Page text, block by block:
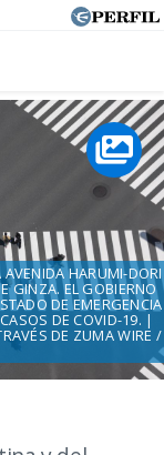
AVENIDA HARUMI-DORI
GINZA. EL GOBIERNO
DE EMERGENCIA
DE COVID-19. |
DE ZUMA WIRE /